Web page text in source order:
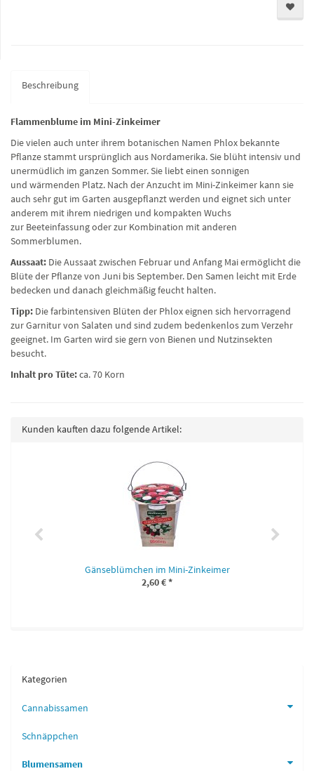
Beschreibung
Flammenblume im Mini-Zinkeimer
Die vielen auch unter ihrem botanischen Namen Phlox bekannte
Pflanze stammt ursprünglich aus Nordamerika. Sie blüht intensiv und
unermüdlich im ganzen Sommer. Sie liebt einen sonnigen
und wärmenden Platz. Nach der Anzucht im Mini-Zinkeimer kann sie
auch sehr gut im Garten ausgepflanzt werden und eignet sich unter
anderem mit ihrem niedrigen und kompakten Wuchs
zur Beeteinfassung oder zur Kombination mit anderen
Sommerblumen.
Aussaat: Die Aussaat zwischen Februar und Anfang Mai ermöglicht die
Blüte der Pflanze von Juni bis September. Den Samen leicht mit Erde
bedecken und danach gleichmäßig feucht halten.
Tipp: Die farbintensiven Blüten der Phlox eignen sich hervorragend
zur Garnitur von Salaten und sind zudem bedenkenlos zum Verzehr
geeignet. Im Garten wird sie gern von Bienen und Nutzinsekten
besucht.
Inhalt pro Tüte:ca. 70 Korn
Kunden kauften dazu folgende Artikel:
Gänseblümchen im Mini-Zinkeimer
2,60 €*
Kategorien
Cannabissamen
Schnäppchen
Blumensamen